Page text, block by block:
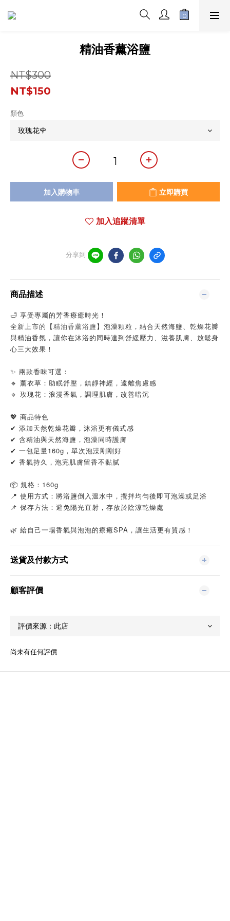
精油香薰浴鹽
NT$300
NT$150
顏色
加入購物車 立即購買
加入追蹤清單
分享到
商品描述
🛁 享受專屬的芳香療癒時光！
全新上市的【精油香薰浴鹽】泡澡顆粒，結合天然海鹽、乾燥花瓣
與精油香氛，讓你在沐浴的同時達到舒緩壓力、滋養肌膚、放鬆身
心三大效果！
✨ 兩款香味可選：
🔹 薰衣草：助眠舒壓，鎮靜神經，遠離焦慮感
🔹 玫瑰花：浪漫香氣，調理肌膚，改善暗沉
💖 商品特色
✔ 添加天然乾燥花瓣，沐浴更有儀式感
✔ 含精油與天然海鹽，泡澡同時護膚
✔ 一包足量160g，單次泡澡剛剛好
✔ 香氣持久，泡完肌膚留香不黏膩
📦 規格：160g
📍 使用方式：將浴鹽倒入溫水中，攪拌均勻後即可泡澡或足浴
📌 保存方法：避免陽光直射，存放於陰涼乾燥處
🌿 給自己一場香氣與泡泡的療癒SPA，讓生活更有質感！
送貨及付款方式
顧客評價
尚未有任何評價